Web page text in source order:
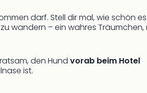
darf. Stell dir mal, wie schön
wandern – ein wahres Träumchen,
den Hund vorab beim Hotel
ist.